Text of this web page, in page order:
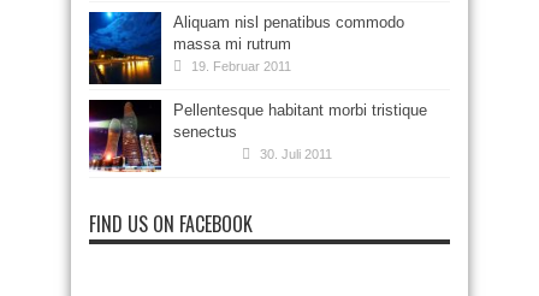
Aliquam nisl penatibus commodo
massa mi rutrum
19. Februar 2011
Pellentesque habitant morbi tristique
senectus
30. Juli 2011
FIND US ON FACEBOOK